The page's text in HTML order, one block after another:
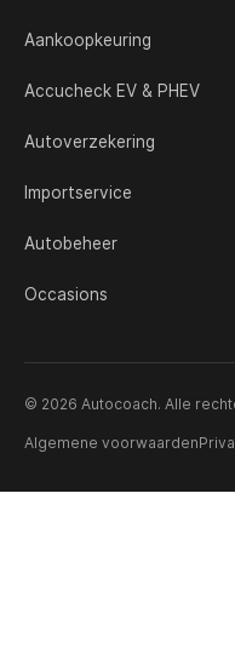
Aankoopkeuring
Accucheck EV & PHEV
Autoverzekering
Importservice
Autobeheer
Occasions
© 2026 Autocoach. Alle
Algemene voorwaarden